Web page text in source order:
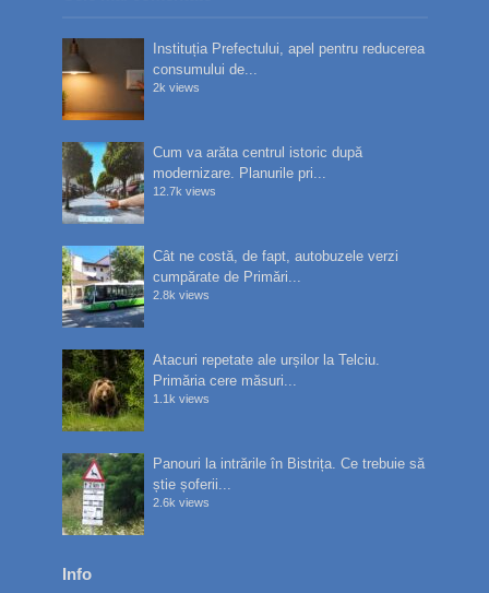
Instituția Prefectului, apel pentru reducerea
consumului de...
2k views
Cum va arăta centrul istoric după
modernizare. Planurile pri...
12.7k views
Cât ne costă, de fapt, autobuzele verzi
cumpărate de Primări...
2.8k views
Atacuri repetate ale urșilor la Telciu.
Primăria cere măsuri...
1.1k views
Panouri la intrările în Bistrița. Ce trebuie să
știe șoferii...
2.6k views
Info